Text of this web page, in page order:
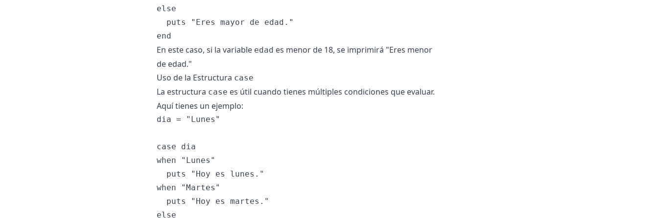
else
  puts "Eres mayor de edad."
En este caso, si la variable edad es menor de 18, se imprimirá "Eres menor
de edad."
Uso de la Estructura case
La estructura case es útil cuando tienes múltiples condiciones que evaluar.
Aquí tienes un ejemplo:
dia = "Lunes"
case dia
when "Lunes"
  puts "Hoy es lunes."
when "Martes"
  puts "Hoy es martes."
else